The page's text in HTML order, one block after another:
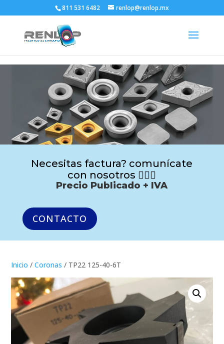
811 531 6482 renlop@renlop.mx
Necesitas factura? comunícate
con nosotros 🙋🏻‍♂️
Precio Publicado + IVA
CONTACTO
Inicio /Coronas / TP22 125-40-6T